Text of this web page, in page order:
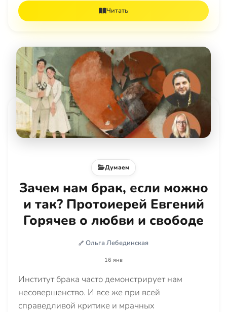
Читать
Думаем
Зачем нам брак, если можно
и так? Протоиерей Евгений
Горячев о любви и свободе
Ольга Лебединская
16 янв
Институт брака часто демонстрирует нам
несовершенство. И все же при всей
справедливой критике и мрачных